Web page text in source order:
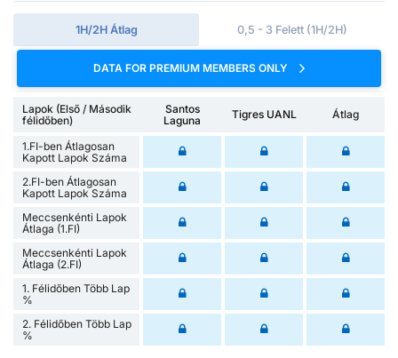
1H/2H Átlag 0,5 - 3 Felett (1H/2H)
DATA FOR PREMIUM MEMBERS ONLY
Lapok (Első / Második
félidőben)
Santos
Laguna
Tigres UANL Átlag
1.FI-ben Átlagosan
Kapott Lapok Száma
2.FI-ben Átlagosan
Kapott Lapok Száma
Meccsenkénti Lapok
Átlaga (1.FI)
Meccsenkénti Lapok
Átlaga (2.FI)
1. Félidőben Több Lap
%
2. Félidőben Több Lap
%